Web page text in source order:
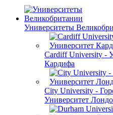
Университеты
Cardiff University -
Кардифа
City University -
Университет